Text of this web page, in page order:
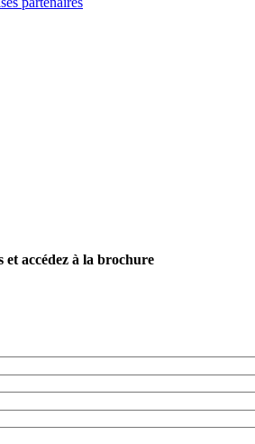
et accédez à la brochure